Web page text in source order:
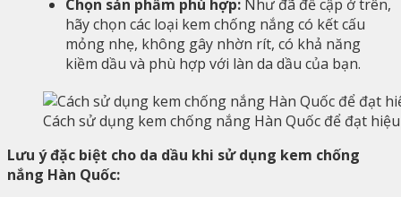
Chọn sản phẩm phù hợp: Như đã đề cập ở trên,
hãy chọn các loại kem chống nắng có kết cấu
mỏng nhẹ, không gây nhờn rít, có khả năng
kiềm dầu và phù hợp với làn da dầu của bạn.
Cách sử dụng kem chống nắng Hàn Quốc để đạt
Lưu ý đặc biệt cho da dầu khi sử dụng kem chống
nắng Hàn Quốc: